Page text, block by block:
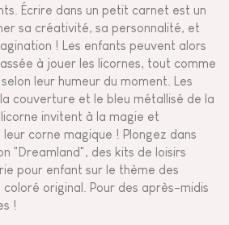
Écrire dans un petit carnet est un
sa créativité, sa personnalité, et
! Les enfants peuvent alors
à jouer les licornes, tout comme
leur humeur du moment. Les
couverture et le bleu métallisé de la
invitent à la magie et
corne magique ! Plongez dans
"Dreamland", des kits de loisirs
pour enfant sur le thème des
coloré original. Pour des après-midis
!